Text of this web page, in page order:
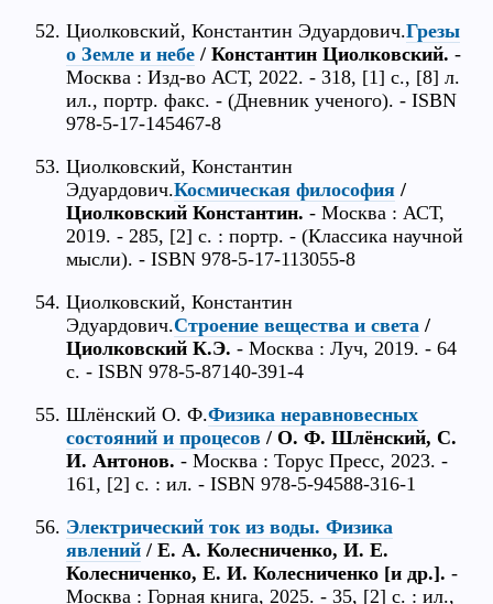
Циолковский, Константин Эдуардович.Грезы
о Земле и небе / Константин Циолковский. -
Москва : Изд-во АСТ, 2022. - 318, [1] с., [8] л.
ил., портр. факс. - (Дневник ученого). - ISBN
978-5-17-145467-8
Циолковский, Константин
Эдуардович.Космическая философия /
Циолковский Константин. - Москва : АСТ,
2019. - 285, [2] с. : портр. - (Классика научной
мысли). - ISBN 978-5-17-113055-8
Циолковский, Константин
Эдуардович.Строение вещества и света /
Циолковский К.Э. - Москва : Луч, 2019. - 64
с. - ISBN 978-5-87140-391-4
Шлёнский О. Ф.Физика неравновесных
состояний и процесов / О. Ф. Шлёнский, С.
И. Антонов. - Москва : Торус Пресс, 2023. -
161, [2] с. : ил. - ISBN 978-5-94588-316-1
Электрический ток из воды. Физика
явлений / Е. А. Колесниченко, И. Е.
Колесниченко, Е. И. Колесниченко [и др.]. -
Москва : Горная книга, 2025. - 35, [2] с. : ил.,